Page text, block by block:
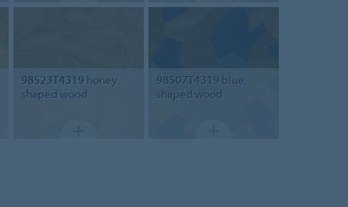
98523T4319 honey
shaped wood
98507T4319 blue
shaped wood